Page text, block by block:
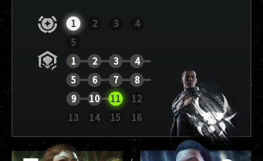
1 2 3
4
5
1
2 3
4
5
6 7
8
9
10 11
12
13
14 15 16
レポートを表示